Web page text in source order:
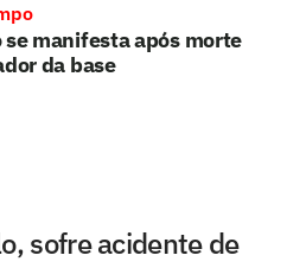
se manifesta após morte
da base
sofre acidente de